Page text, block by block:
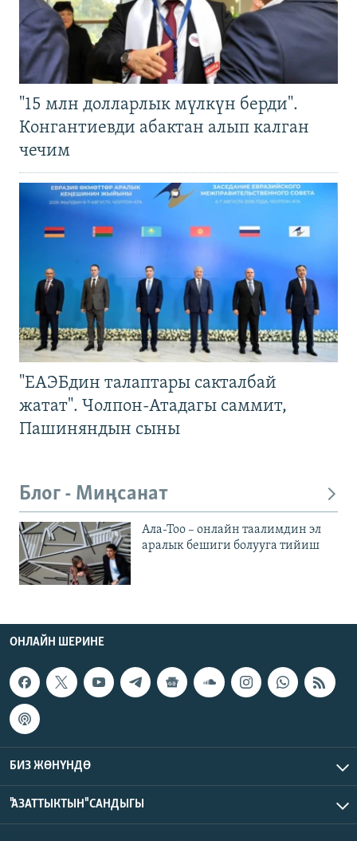
"15 млн долларлык мүлкүн берди".
Конгантиевди абактан алып калган
чечим
"ЕАЭБдин талаптары сакталбай
жатат". Чолпон-Атадагы саммит,
Пашиняндын сыны
Блог - Миңсанат
Ала-Тоо – онлайн таалимдин эл
аралык бешиги болууга тийиш
ОНЛАЙН ШЕРИНЕ
БИЗ ЖӨНҮНДӨ
"АЗАТТЫКТЫН" САНДЫГЫ